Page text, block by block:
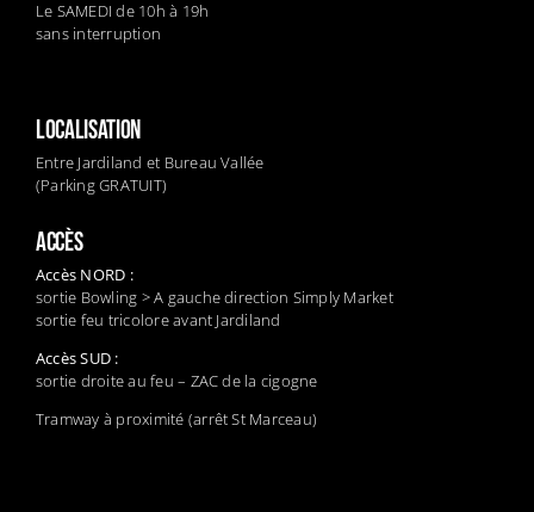
Le SAMEDI de 10h à 19h
sans interruption
LOCALISATION
Entre Jardiland et Bureau Vallée
(Parking GRATUIT)
ACCÈS
Accès NORD :
sortie Bowling > A gauche direction Simply Market
sortie feu tricolore avant Jardiland
Accès SUD :
sortie droite au feu – ZAC de la cigogne
Tramway à proximité (arrêt St Marceau)